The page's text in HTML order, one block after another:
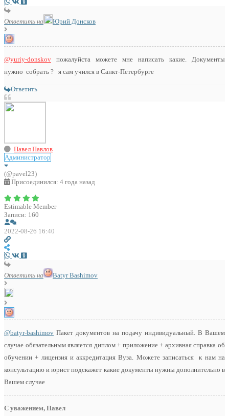
Ответить на Юрий Донсков
@yuriy-donskov пожалуйста можете мне написать какие. Документы
нужно собрать ? я сам учился в Санкт-Петербурге
Ответить
Павел Павлов
Администратор
(@pavel23)
Присоединился: 4 года назад
Estimable Member
Записи: 160
2022-08-26 16:40
Ответить на Batyr Bashimov
@batyr-bashimov Пакет документов на подачу индивидуальный. В Вашем
случае обязательным является диплом + приложение + архивная справка об
обучении + лицензия и аккредитация Вуза. Можете записаться к нам на
консультацию и юрист подскажет какие документы нужны дополнительно в
Вашем случае
С уважением, Павел